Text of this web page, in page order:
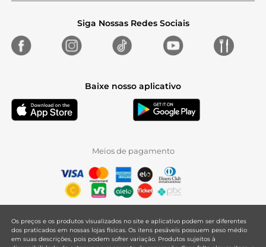
Siga Nossas Redes Sociais
Baixe nosso aplicativo
Meios de pagamento
Os preços e os produtos visualizados no site e aplicativo podem ser diferentes
dos praticados em nossas lojas físicas. Os itens pesáveis possuem peso médio
em suas descrições, pois podem sofrer variação. Produtos sujeitos à